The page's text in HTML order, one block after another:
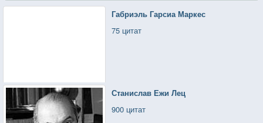
Габриэль Гарсиа Маркес
75 цитат
Станислав Ежи Лец
900 цитат